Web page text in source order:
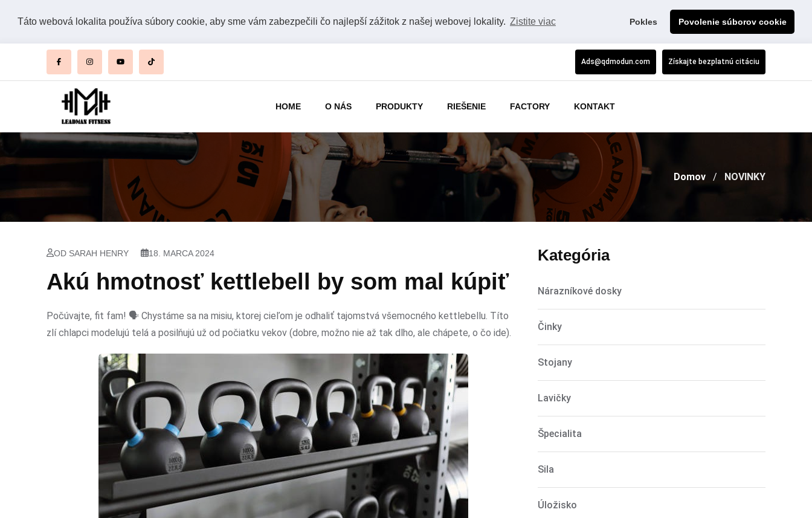
Táto webová lokalita používa súbory cookie, aby sme vám zabezpečili čo najlepší zážitok z našej webovej lokality. Zistite viac Pokles Povolenie súborov cookie
Ads@qdmodun.com Získajte bezplatnú citáciu
HOME O NÁS PRODUKTY RIEŠENIE FACTORY KONTAKT
Domov NOVINKY
OD SARAH HENRY 18. MARCA 2024
Akú hmotnosť kettlebell by som mal kúpiť
Počúvajte, fit fam! 🗣️ Chystáme sa na misiu, ktorej cieľom je odhaliť tajomstvá všemocného kettlebellu. Títo
zlí chlapci modelujú telá a posilňujú už od počiatku vekov (dobre, možno nie až tak dlho, ale chápete, o čo ide).
Kategória
Nárazníkové dosky
Činky
Stojany
Lavičky
Špecialita
Sila
Úložisko